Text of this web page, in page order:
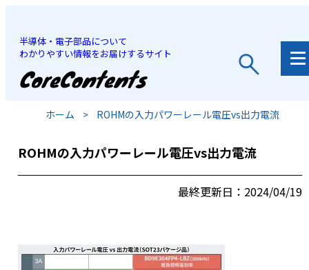
半導体・電子部品について
わかりやすい情報をお届けするサイト
JP
ホーム > ROHMの入力パワーレール電圧vs出力電流
ROHMの入力パワーレール電圧vs出力電流
最終更新日：2024/04/19